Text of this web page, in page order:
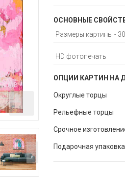
ОСНОВНЫЕ
ОПЦИИ КАРТИН НА
Округлые торцы
Рельефные торцы
Срочное
Подарочная упаковка